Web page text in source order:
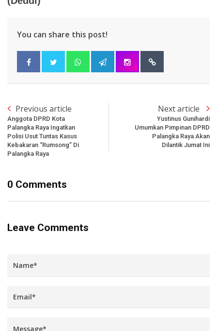
You can share this post!
Previous article
Anggota DPRD Kota
Palangka Raya Ingatkan
Polisi Usut Tuntas Kasus
Kebakaran “Rumsong” Di
Palangka Raya
Next article
Yustinus Gunihardi
Umumkan Pimpinan DPRD
Palangka Raya Akan
Dilantik Jumat Ini
0 Comments
Leave Comments